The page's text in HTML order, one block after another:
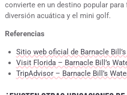
convierte en un destino popular
diversión acuática y el mini golf.
Referencias
Sitio web oficial de Barnacle
Visit Florida – Barnacle Bill’s
TripAdvisor – Barnacle Bill’s